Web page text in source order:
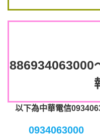
886934063000
以下為中華電信
0934063000